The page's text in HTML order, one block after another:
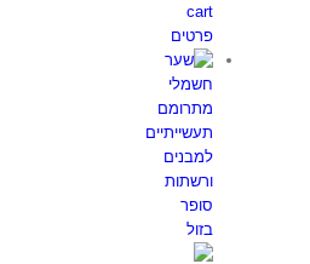
cart
פרטים